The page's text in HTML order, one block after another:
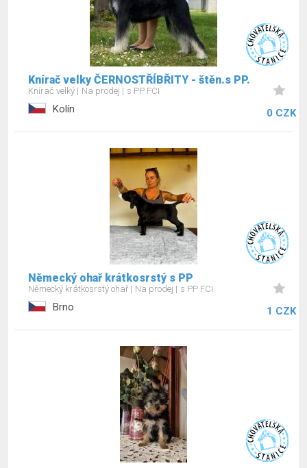
Knírač velky ČERNOSTŘÍBŘITY - štěn.s PP.
Knírač velký Na prodej s PP FCI
Kolín 0 CZK
Německý ohař krátkosrstý s PP
Německý krátkosrstý ohař Na prodej s PP FCI
Brno 1 CZK